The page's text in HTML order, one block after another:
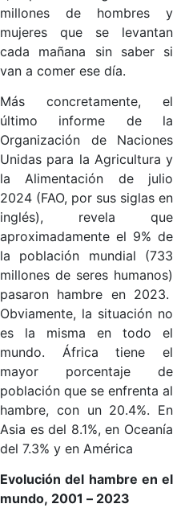
millones de hombres y
mujeres que se levantan
cada mañana sin saber si
van a comer ese día.
Más concretamente, el
último informe de la
Organización de Naciones
Unidas para la Agricultura y
la Alimentación de julio
2024 (FAO, por sus siglas en
inglés), revela que
aproximadamente el 9% de
la población mundial (733
millones de seres humanos)
pasaron hambre en 2023.
Obviamente, la situación no
es la misma en todo el
mundo. África tiene el
mayor porcentaje de
población que se enfrenta al
hambre, con un 20.4%. En
Asia es del 8.1%, en Oceanía
del 7.3% y en América
Evolución del hambre en el
mundo, 2001 – 2023